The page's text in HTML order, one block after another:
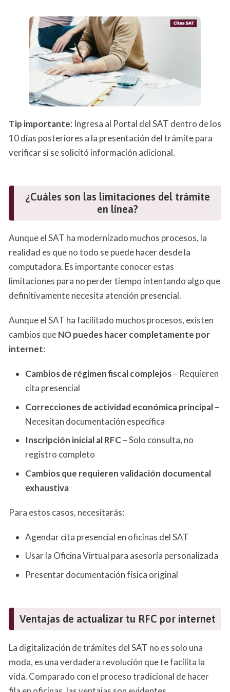
Tip importante: Ingresa al Portal del SAT dentro de los
10 días posteriores a la presentación del trámite para
verificar si se solicitó información adicional.
¿Cuáles son las limitaciones del trámite
en línea?
Aunque el SAT ha modernizado muchos procesos, la
realidad es que no todo se puede hacer desde la
computadora. Es importante conocer estas
limitaciones para no perder tiempo intentando algo que
definitivamente necesita atención presencial.
Aunque el SAT ha facilitado muchos procesos, existen
cambios queNO puedes hacer completamente por
internet:
Cambios de régimen fiscal complejos– Requieren
cita presencial
Correcciones de actividad económica principal–
Necesitan documentación específica
Inscripción inicial al RFC – Solo consulta, no
registro completo
Cambios que requieren validación documental
exhaustiva
Para estos casos, necesitarás:
Agendar cita presencial en oficinas del SAT
Usar la Oficina Virtual para asesoría personalizada
Presentar documentación física original
Ventajas de actualizar tu RFC por internet
La digitalización de trámites del SAT no es solo una
moda, es una verdadera revolución que te facilita la
vida. Comparado con el proceso tradicional de hacer